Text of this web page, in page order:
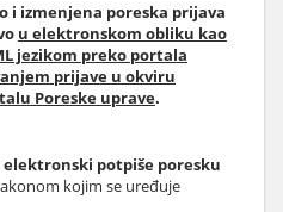
i izmenjena poreska prijava
u elektronskom obliku kao
jezikom preko portala
prijave u okviru
Poreske uprave.
elektronski potpiše poresku
kojim se uređuje